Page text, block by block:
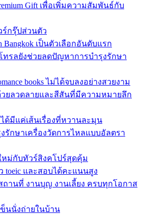
Gift เพื่อเพิ่มความสัมพันธ์กับ
ร์กรุ๊ปส่วนตัว
Bangkok เป็นตัวเลือกอันดับแรก
ทรลยังช่วยลดปัญหาการบำรุงรักษา
books ไม่ได้จบลงอย่างสวยงาม
วยลวดลายและสีสันที่มีความหมายลึก
ได้มีแค่เส้นเรื่องที่หวานละมุน
รักษาเครื่องวัดการไหลแบบอัลตรา
หม่กับทัวร์สิงคโปร์สุดคุ้ม
toeic และสอบได้คะแนนสูง
านที่ งานบุญ งานเลี้ยง ครบทุกโอกาส
นนั่งถ่ายในบ้าน